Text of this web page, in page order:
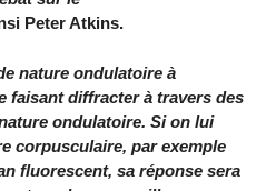
Peter Atkins.
nature ondulatoire à
faisant diffracter à travers des
ondulatoire. Si on lui
corpusculaire, par exemple
fluorescent, sa réponse sera